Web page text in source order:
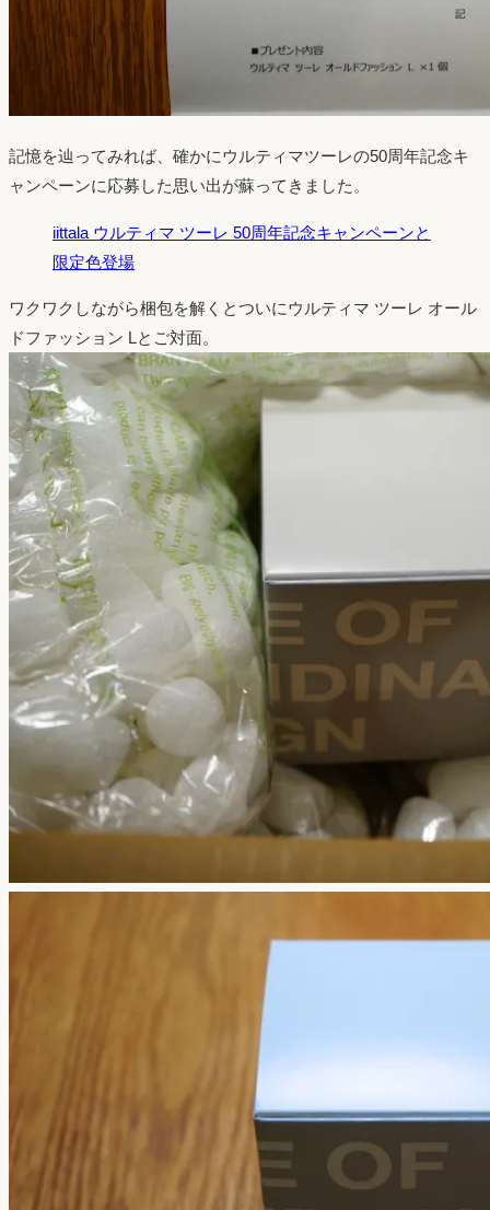
記憶を辿ってみれば、確かにウルティマツーレの50周年記念キ
ャンペーンに応募した思い出が蘇ってきました。
iittala ウルティマ ツーレ 50周年記念キャンペーンと
限定色登場
ワクワクしながら梱包を解くとついにウルティマ ツーレ オール
ドファッション Lとご対面。